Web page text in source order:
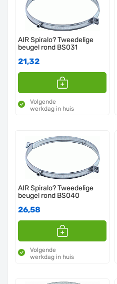
AIR Spiralo? Tweedelige
beugel rond BS031
21,32
Volgende
werkdag in huis
AIR Spiralo? Tweedelige
beugel rond BS040
26,58
Volgende
werkdag in huis